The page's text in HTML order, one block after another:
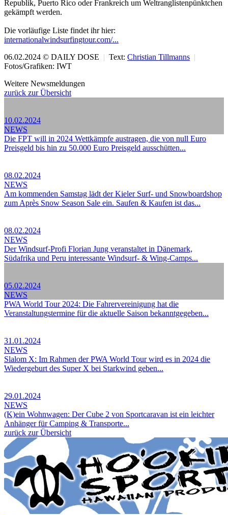
Republik, Puerto Rico oder Frankreich um Weltranglistenpünktchen
gekämpft werden.
Die vorläufige Liste findet ihr hier:
internationalwindsurfingtour.com/...
06.02.2024 © DAILY DOSE | Text: Christian Tillmanns |
Fotos/Grafiken: IWT
Weitere Newsmeldungen
zurück zur Übersicht
10.02.2024
NEWS
Die FPT will in 2024 Wettkämpfe austragen, die von null Euro
Preisgeld bis hin zu 50.000 Euro Preisgeld ausschütten...
08.02.2024
NEWS
Am kommenden Samstag lädt der Kieler Surf- und Snowboardshop
zum Après Snow Season Sale ein. Saufen & Kaufen ist das...
08.02.2024
NEWS
Der Windsurf-Profi Florian Jung veranstaltet in Dänemark,
Südafrika und Peru interessante Windsurf- & Wing-Camps...
05.02.2024
NEWS
PWA World Tour 2024: Die Fahrervereinigung hat die
Veranstaltungstermine für die aktuelle Saison bekanntgegeben...
31.01.2024
NEWS
Slalom X: Im Rahmen der PWA World Tour wird es in 2024 die
Wiedergeburt des Super X bei Starkwind geben...
29.01.2024
NEWS
(K)ein Wohnwagen: Der Cube 2 von Sportcaravan ist ein leichter
Anhänger für Camping & Transporte...
zurück zur Übersicht